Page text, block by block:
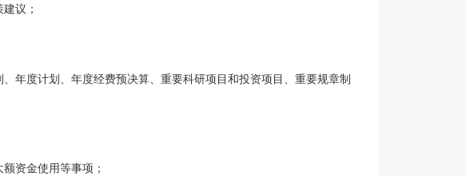
议；
年度计划、年度经费预决算、重要科研项目和投资项目、重要规章制
资金使用等事项；